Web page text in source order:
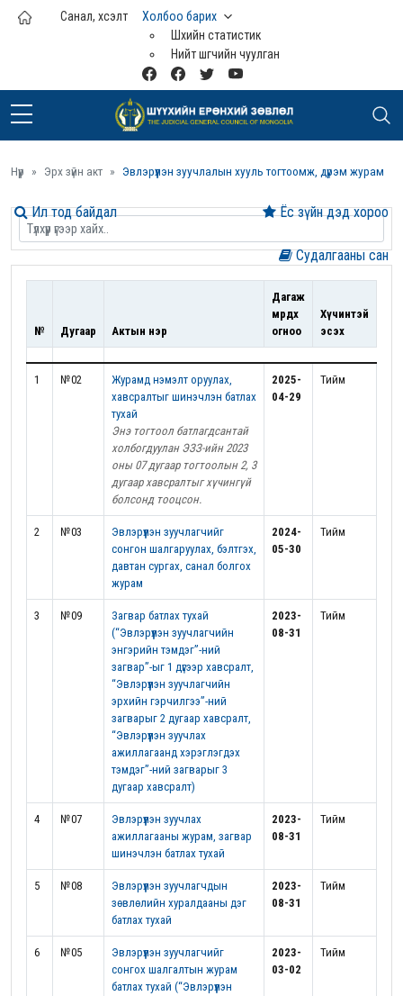
Үндсэн агуулга руу шилжих
Санал, хүсэлт
Холбоо барих
Шүүхийн статистик
Нийт шүүгчийн чуулган
Нүүр Эрх зүйн акт Эвлэрүүлэн зуучлалын хууль тогтоомж, дүрэм журам
№ Дугаар Актын нэр
Дагаж
мөрдөх
огноо
Хүчинтэй
эсэх
1 №02
Журамд нэмэлт оруулах,
хавсралтыг шинэчлэн батлах
тухай
Энэ тогтоол батлагдсантай
холбогдуулан ЭЗЗ-ийн 2023
оны 07 дугаар тогтоолын 2, 3
дугаар хавсралтыг хүчингүй
болсонд тооцсон.
2025-
04-29
Тийм
2 №03
Эвлэрүүлэн зуучлагчийг
сонгон шалгаруулах, бэлтгэх,
давтан сургах, санал болгох
журам
2024-
05-30
Тийм
3 №09
Загвар батлах тухай
(“Эвлэрүүлэн зуучлагчийн
энгэрийн тэмдэг”-ний
загвар”-ыг 1 дүгээр хавсралт,
“Эвлэрүүлэн зуучлагчийн
эрхийн гэрчилгээ”-ний
загварыг 2 дугаар хавсралт,
“Эвлэрүүлэн зуучлах
ажиллагаанд хэрэглэгдэх
тэмдэг”-ний загварыг 3
дугаар хавсралт)
2023-
08-31
Тийм
4 №07
Эвлэрүүлэн зуучлах
ажиллагааны журам, загвар
шинэчлэн батлах тухай
2023-
08-31
Тийм
5 №08
Эвлэрүүлэн зуучлагчдын
зөвлөлийн хуралдааны дэг
батлах тухай
2023-
08-31
Тийм
6 №05
Эвлэрүүлэн зуучлагчийг
сонгох шалгалтын журам
батлах тухай (“Эвлэрүүлэн
2023-
03-02
Тийм
Судалгааны сан
Ёс зүйн дэд хороо
Ил тод байдал